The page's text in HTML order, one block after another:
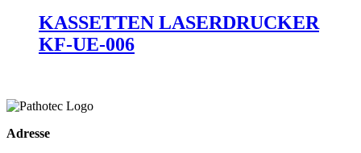
KASSETTEN LASERDRUCKER
KF-UE-006
Adresse